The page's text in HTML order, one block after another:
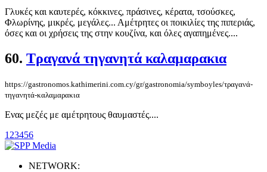
Γλυκές και καυτερές, κόκκινες, πράσινες, κέρατα, τσούσκες,
Φλωρίνης, μικρές, μεγάλες... Αμέτρητες οι ποικιλίες της πιπεριάς,
όσες και οι χρήσεις της στην κουζίνα, και όλες αγαπημένες....
60. Τραγανά τηγανητά καλαμαρακια
https://gastronomos.kathimerini.com.cy/gr/gastronomia/symboyles/τραγανά-
τηγανητά-καλαμαρακια
Ενας μεζές με αμέτρητους θαυμαστές....
1 23456
NETWORK: